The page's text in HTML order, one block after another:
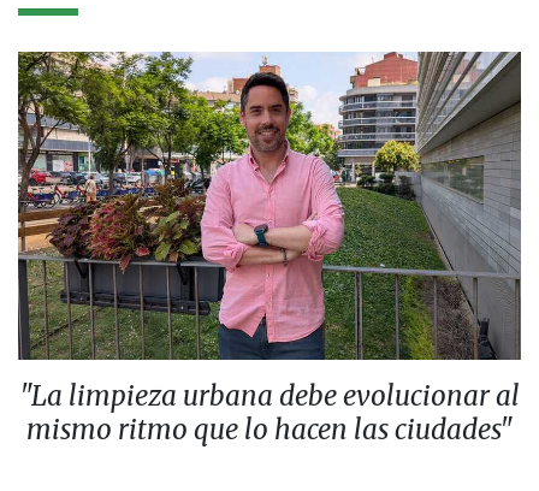
"La limpieza urbana debe evolucionar al
mismo ritmo que lo hacen las ciudades"